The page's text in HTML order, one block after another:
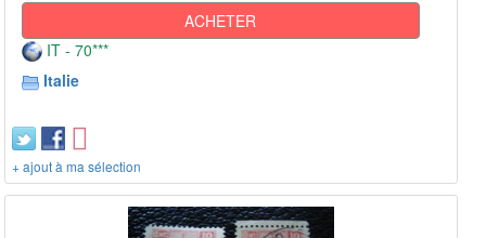
ACHETER
IT - 70***
Italie
+ ajout à ma sélection